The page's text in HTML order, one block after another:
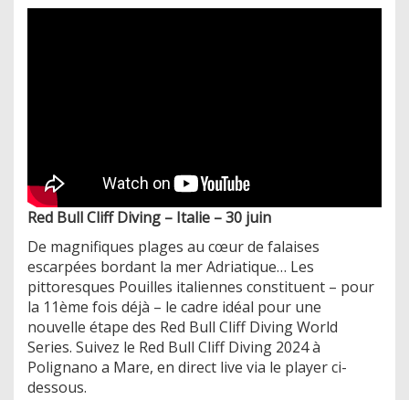
Red Bull Cliff Diving – Italie – 30 juin
De magnifiques plages au cœur de falaises
escarpées bordant la mer Adriatique… Les
pittoresques Pouilles italiennes constituent – pour
la 11ème fois déjà – le cadre idéal pour une
nouvelle étape des Red Bull Cliff Diving World
Series. Suivez le Red Bull Cliff Diving 2024 à
Polignano a Mare, en direct live via le player ci-
dessous.